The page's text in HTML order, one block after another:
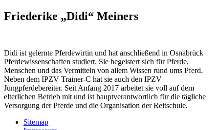
Friederike „Didi“ Meiners
Didi ist gelernte Pferdewirtin und hat anschließend in Osnabrück
Pferdewissenschaften studiert. Sie begeistert sich für Pferde,
Menschen und das Vermitteln von allem Wissen rund ums Pferd.
Neben dem IPZV Trainer-C hat sie auch den IPZV
Jungpferdebereiter. Seit Anfang 2017 arbeitet sie voll auf dem
elterlichen Betrieb mit und ist hauptverantwortlich für die tägliche
Versorgung der Pferde und die Organisation der Reitschule.
Sitemap